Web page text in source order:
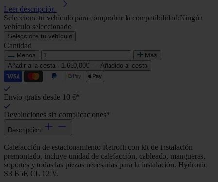
Leer descripción
Selecciona tu vehículo para comprobar la compatibilidad:Ningún
vehículo seleccionado
Selecciona tu vehículo
Cantidad
Menos
Más
Añadir a la cesta - 1.650,00€ Añadido al cesta
Envío gratis desde 10 €*
Devoluciones sin complicaciones*
Descripción
Calefacción de estacionamiento Retrofit con kit de instalación
premontado, incluye unidad de calefacción, cableado, mangueras,
soportes y todas las piezas necesarias para la instalación. Hydronic
S3 B5E CL 12 V.